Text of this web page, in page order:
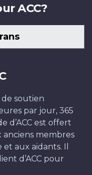
ACC?
soutien
par jour, 365
d’ACC est offert
membres
et aux aidants. Il
d’ACC pour